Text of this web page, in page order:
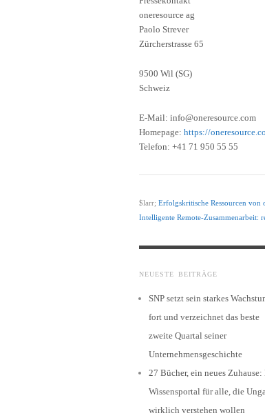
oneresource ag
Paolo Strever
Zürcherstrasse 65
9500 Wil (SG)
Schweiz
E-Mail: info@oneresource.com
Homepage: https://
Telefon: +41 71 950 55 55
$larr; Erfolgskritische Ressourcen von
Intelligente Remote-Zusammenarbeit:
NEUESTE BEITRÄGE
SNP setzt sein starkes
fort und verzeichnet das beste
zweite Quartal seiner
Unternehmensgeschichte
27 Bücher, ein neues Zuhause:
Wissensportal für alle, die
wirklich verstehen wollen